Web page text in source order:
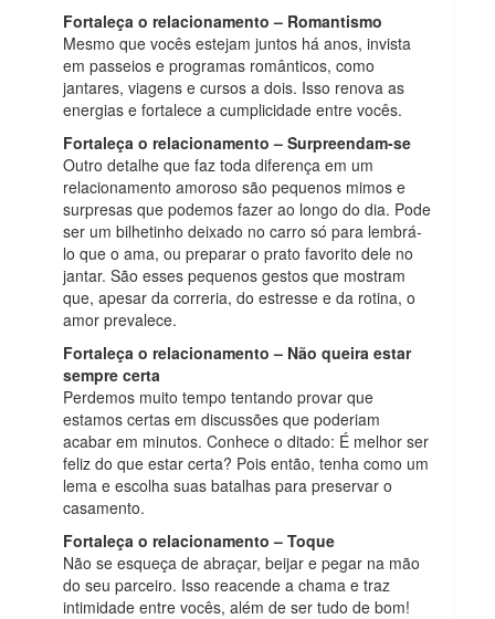
Fortaleça o relacionamento – Romantismo
Mesmo que vocês estejam juntos há anos, invista
em passeios e programas românticos, como
jantares, viagens e cursos a dois. Isso renova as
energias e fortalece a cumplicidade entre vocês.
Fortaleça o relacionamento – Surpreendam-se
Outro detalhe que faz toda diferença em um
relacionamento amoroso são pequenos mimos e
surpresas que podemos fazer ao longo do dia. Pode
ser um bilhetinho deixado no carro só para lembrá-
lo que o ama, ou preparar o prato favorito dele no
jantar. São esses pequenos gestos que mostram
que, apesar da correria, do estresse e da rotina, o
amor prevalece.
Fortaleça o relacionamento – Não queira estar
sempre certa
Perdemos muito tempo tentando provar que
estamos certas em discussões que poderiam
acabar em minutos. Conhece o ditado: É melhor ser
feliz do que estar certa? Pois então, tenha como um
lema e escolha suas batalhas para preservar o
casamento.
Fortaleça o relacionamento – Toque
Não se esqueça de abraçar, beijar e pegar na mão
do seu parceiro. Isso reacende a chama e traz
intimidade entre vocês, além de ser tudo de bom!